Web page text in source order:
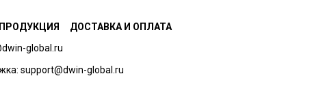
ПРОДУКЦИЯ
ДОСТАВКА И ОПЛАТА
global.ru
support@dwin-global.ru